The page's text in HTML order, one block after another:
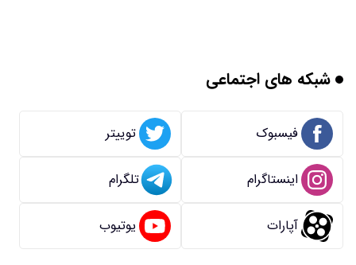
شبکه های اجتماعی
فیسبوک توییتر
اینستاگرام تلگرام
آپارات یوتیوب